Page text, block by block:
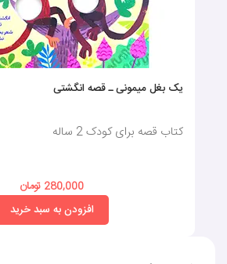
یک بغل میمونی ـ قصه انگشتی
کتاب قصه برای کودک 2 ساله
280,000 تومان
افزودن به سبد خرید